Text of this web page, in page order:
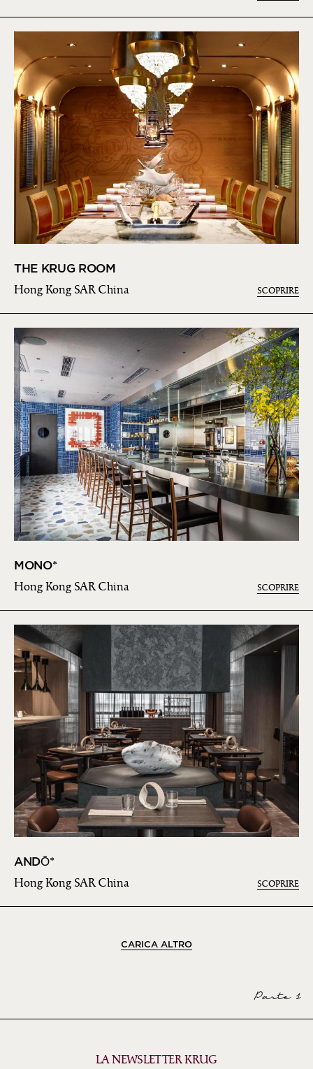
THE KRUG ROOM
Hong Kong SAR China SCOPRIRE
MONO*
Hong Kong SAR China SCOPRIRE
ANDŌ*
Hong Kong SAR China SCOPRIRE
CARICA ALTRO
Parte 1
LA NEWSLETTER KRUG